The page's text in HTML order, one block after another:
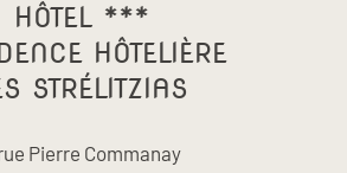
HÔTEL ***
HÔTELIÈRE
STRÉLITZIAS
Pierre Commanay